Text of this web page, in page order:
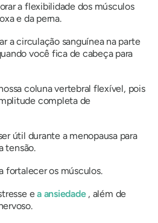
a flexibilidade dos músculos
e da perna.
a circulação sanguínea na parte
você fica de cabeça para
coluna vertebral flexível, pois
completa de
útil durante a menopausa para
tensão.
fortalecer os músculos.
ea ansiedade, além de